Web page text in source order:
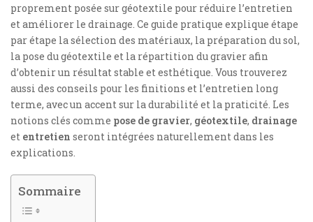
proprement posée sur géotextile pour réduire l’entretien
et améliorer le drainage. Ce guide pratique explique étape
par étape la sélection des matériaux, la préparation du sol,
la pose du géotextile et la répartition du gravier afin
d’obtenir un résultat stable et esthétique. Vous trouverez
aussi des conseils pour les finitions et l’entretien long
terme, avec un accent sur la durabilité et la praticité. Les
notions clés comme pose de gravier, géotextile, drainage
et entretien seront intégrées naturellement dans les
explications.
Sommaire